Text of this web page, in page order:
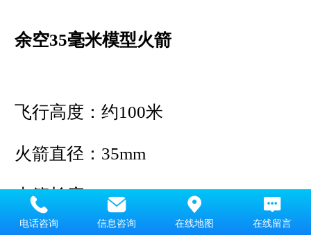
余空35毫米模型火箭
飞行高度：约100米
火箭直径：35mm
火箭长度：~525mm
电话咨询 信息咨询 在线地图 在线留言